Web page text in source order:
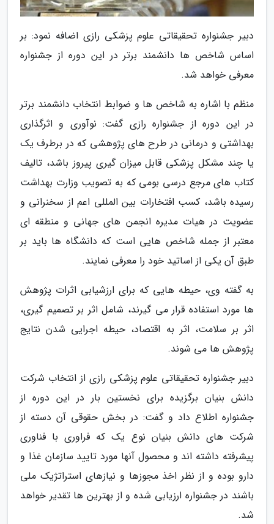
دبیر جشنواره تحقیقاتی علوم پزشکی رازی اضافه نمود: بر
اساس شاخص ها دانشمند برتر در این دوره از جشنواره
معرفی خواهد شد.
منظم با اشاره به شاخص ها و ضوابط انتخاب دانشمند برتر
در این دوره از جشنواره رازی گفت: نوآوری و اثرگذاری
بهداشتی و درمانی در طرح های پژوهشی که در برطرف یک
یا چند مشکل پزشکی قابل میزان گیری پیروز باشد، تالیف
کتاب های مرجع درسی بومی که به تصویب وزارت بهداشت
رسیده باشد، کسب افتخارات بین المللی اعم از سخنرانی و
عضویت در هیات مدیره انجمن های جهانی و منطقه ای
معتبر از جمله شاخص هایی است که دانشگاه ها باید بر
طبق آن یکی از اساتید خود را معرفی نمایند.
به گفته وی، حیطه هایی که برای ارزشیابی اثرات پژوهش
ها مورد استفاده قرار می گیرند، شامل اثر بر تصمیم گیری،
اثر بر سلامت، اثر به اقتصاد، حیطه اجرایی شدن نتایج
پژوهش ها می شوند.
دبیر جشنواره تحقیقاتی علوم پزشکی رازی از انتخاب شرکت
دانش بنیان برگزیده برای نخستین بار در این دوره از
جشنواره اطلاع داد و گفت: در بخش حقوقی آن دسته از
شرکت های دانش بنیان نوع یک که فراوری با فناوری
پیشرفته داشته اند و محصول آنها مورد تایید سازمان غذا و
دارو بوده و از نظر اخذ مجوزها و نیازهای استراتژیک ملی
باشند در جشنواره ارزیابی شده و از بهترین ها تقدیر خواهد
شد.